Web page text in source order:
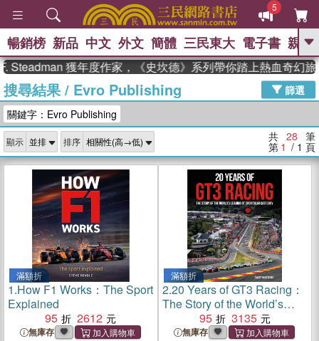
5
GO
熱搜： 東野圭吾 高希均教授回憶錄
、 The Odyssey 、 父親節 、 如果歷
獎 臺灣漫遊錄 、 方念華 、 台灣的李
登輝時代
數學女孩：黎曼猜想 、
偉大的迷走神經
暢銷榜 新品 中文 外文 簡體 三民東大 電子書 親子
獲年度作家，《史坎德》系列帶你踏上熱血奇幻旅程
搜尋結果/ Evro Publishing
篩選
關鍵字：Evro Publishing
顯示 排序 共 28 筆
第 1 / 1 頁
滿額折
1.How F1 Works：The Sport
Explained
95
2612
無庫存
滿額折
2.20 Years of GT3 Racing：
The Story of the World’s
Leading GT Sportscar
Category
95 3135
無庫存